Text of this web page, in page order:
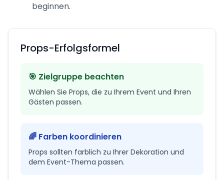
beginnen.
Props-Erfolgsformel
🎯 Zielgruppe beachten
Wählen Sie Props, die zu Ihrem Event und Ihren
Gästen passen.
🌈 Farben koordinieren
Props sollten farblich zu Ihrer Dekoration und
dem Event-Thema passen.